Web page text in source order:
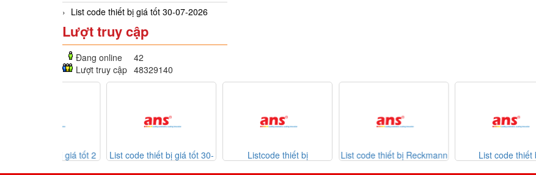
List code thiết bị giá tốt 30-07-2026
Lượt truy cập
Đang online
42
Lượt truy cập 48329140
List code thiết bị giá tốt 30-
Listcode thiết bị
List code thiết bị Reckmann
List code thiết bị